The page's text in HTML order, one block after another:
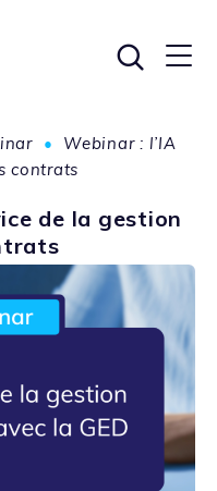
•
Webinar : l’IA
contrats
de la gestion